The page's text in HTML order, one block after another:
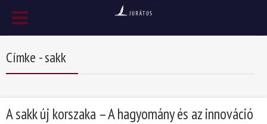
Címke - sakk
A sakk új korszaka – A hagyomány és az innováció